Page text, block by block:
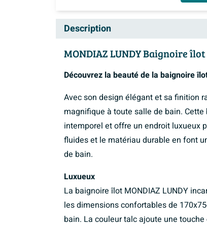
Description
MONDIAZ LUNDY Baignoire
Découvrez la beauté de la baignoire
Avec son design élégant et sa finition
magnifique à toute salle de bain.
intemporel et offre un endroit luxueux
fluides et le matériau durable en font
de bain.
Luxueux
La baignoire îlot MONDIAZ LUNDY
les dimensions confortables de
bain. La couleur talc ajoute une